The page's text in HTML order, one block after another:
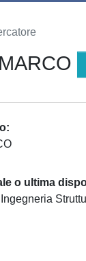
o ultima